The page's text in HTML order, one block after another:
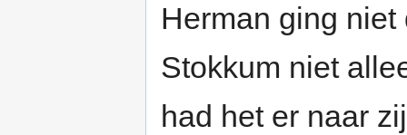
Herman ging
Stokkum niet
had het er naar